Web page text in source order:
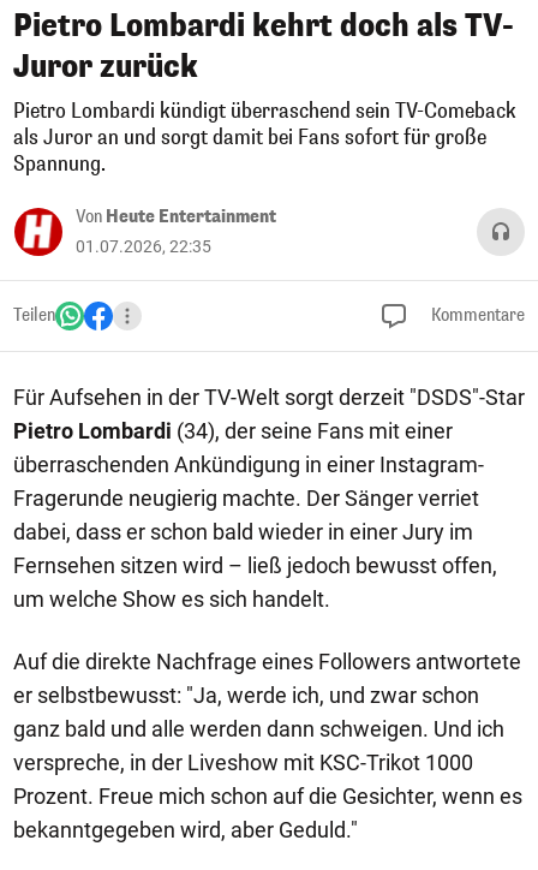
Pietro Lombardi kehrt doch als TV-
Juror zurück
Pietro Lombardi kündigt überraschend sein TV-Comeback
als Juror an und sorgt damit bei Fans sofort für große
Spannung.
Von Heute Entertainment
01.07.2026, 22:35
Teilen Kommentare
Für Aufsehen in der TV-Welt sorgt derzeit "DSDS"-Star
Pietro Lombardi (34), der seine Fans mit einer
überraschenden Ankündigung in einer Instagram-
Fragerunde neugierig machte. Der Sänger verriet
dabei, dass er schon bald wieder in einer Jury im
Fernsehen sitzen wird – ließ jedoch bewusst offen,
um welche Show es sich handelt.
Auf die direkte Nachfrage eines Followers antwortete
er selbstbewusst: "Ja, werde ich, und zwar schon
ganz bald und alle werden dann schweigen. Und ich
verspreche, in der Liveshow mit KSC-Trikot 1000
Prozent. Freue mich schon auf die Gesichter, wenn es
bekanntgegeben wird, aber Geduld."